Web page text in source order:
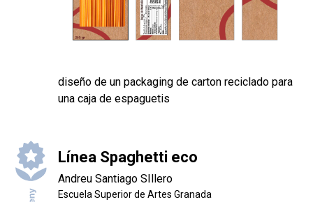
diseño de un packaging de carton reciclado para
una caja de espaguetis
Línea Spaghetti eco
Andreu Santiago SIllero
Escuela Superior de Artes Granada